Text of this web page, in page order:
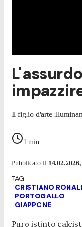
Il figlio d'arte
1 min
Pubblicato il
CRISTIANO
PORTOGALLO
GIAPPONE
Puro istinto